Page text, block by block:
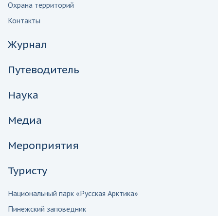
Охрана территорий
Контакты
Журнал
Путеводитель
Наука
Медиа
Мероприятия
Туристу
Национальный парк «Русская Арктика»
Пинежский заповедник